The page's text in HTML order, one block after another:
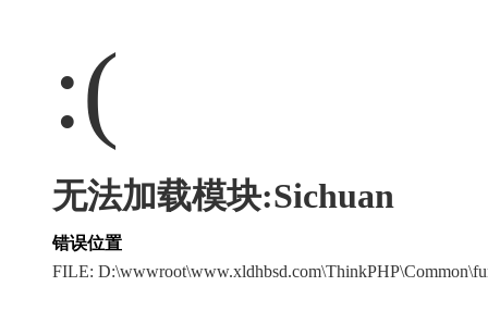
:(
无法加载模块:Sichuan
错误位置
FILE: